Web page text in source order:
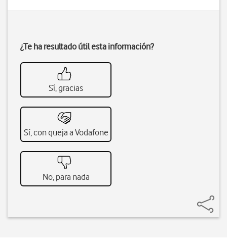
¿Te ha resultado útil esta información?
Sí, gracias
Sí, con queja a Vodafone
No, para nada